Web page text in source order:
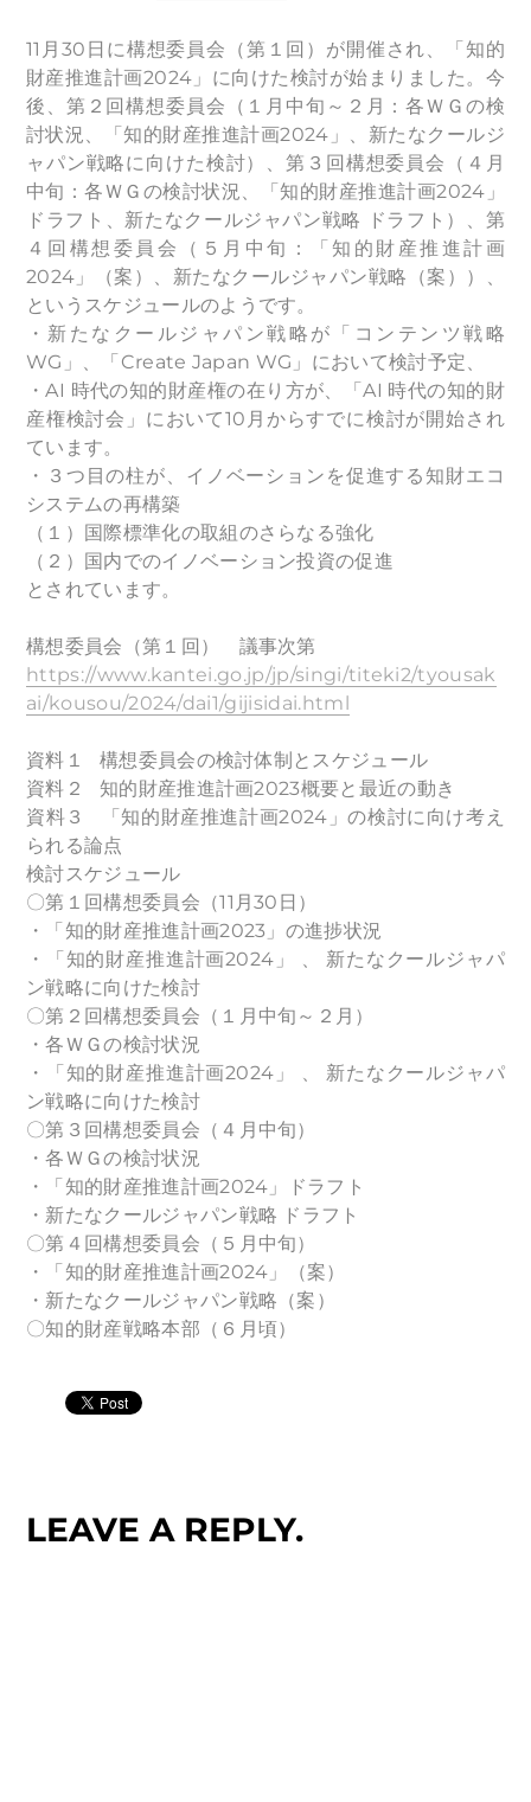
11月30日に構想委員会（第１回）が開催され、「知的
財産推進計画2024」に向けた検討が始まりました。今
後、第２回構想委員会（１月中旬～２月：各ＷＧの検
討状況、「知的財産推進計画2024」、新たなクールジ
ャパン戦略に向けた検討）、第３回構想委員会（４月
中旬：各ＷＧの検討状況、「知的財産推進計画2024」
ドラフト、新たなクールジャパン戦略 ドラフト）、第
４回構想委員会（５月中旬：「知的財産推進計画
2024」（案）、新たなクールジャパン戦略（案））、
というスケジュールのようです。
・新たなクールジャパン戦略が「コンテンツ戦略
WG」、「Create Japan WG」において検討予定、
・AI 時代の知的財産権の在り方が、「AI 時代の知的財
産権検討会」において10月からすでに検討が開始され
ています。
・３つ目の柱が、イノベーションを促進する知財エコ
システムの再構築
（１）国際標準化の取組のさらなる強化
（２）国内でのイノベーション投資の促進
とされています。
構想委員会（第１回） 議事次第
https://www.kantei.go.jp/jp/singi/titeki2/tyousak
ai/kousou/2024/dai1/gijisidai.html
資料１ 構想委員会の検討体制とスケジュール
資料２ 知的財産推進計画2023概要と最近の動き
資料３ 「知的財産推進計画2024」の検討に向け考え
られる論点
検討スケジュール
〇第１回構想委員会（11月30日）
・「知的財産推進計画2023」の進捗状況
・「知的財産推進計画2024」 、 新たなクールジャパ
ン戦略に向けた検討
〇第２回構想委員会（１月中旬～２月）
・各ＷＧの検討状況
・「知的財産推進計画2024」 、 新たなクールジャパ
ン戦略に向けた検討
〇第３回構想委員会（４月中旬）
・各ＷＧの検討状況
・「知的財産推進計画2024」ドラフト
・新たなクールジャパン戦略 ドラフト
〇第４回構想委員会（５月中旬）
・「知的財産推進計画2024」（案）
・新たなクールジャパン戦略（案）
〇知的財産戦略本部（６月頃）
LEAVE A REPLY.